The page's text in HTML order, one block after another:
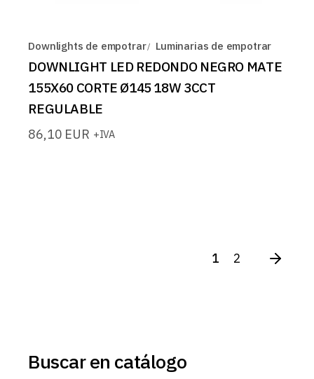
Downlights de empotrar Luminarias de empotrar
DOWNLIGHT LED REDONDO NEGRO MATE
155X60 CORTE Ø145 18W 3CCT
REGULABLE
86,10 EUR +IVA
1 2
Buscar en catálogo